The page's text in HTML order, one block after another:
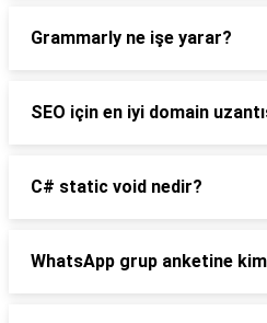
Grammarly ne işe yarar?
SEO için en iyi domain
C# static void nedir?
WhatsApp grup anketine